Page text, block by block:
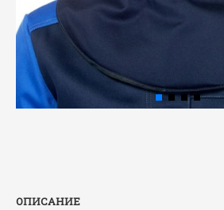
ОПИСАНИЕ